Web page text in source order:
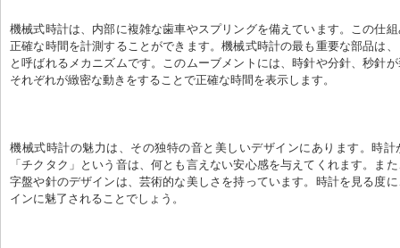
機械式時計は、内部に複雑な歯車やスプリングを備えています。この仕
正確な時間を計測することができます。機械式時計の最も重要な部品は
と呼ばれるメカニズムです。このムーブメントには、時針や分針、秒針
それぞれが緻密な動きをすることで正確な時間を表示します。
機械式時計の魅力は、その独特の音と美しいデザインにあります。時計
「チクタク」という音は、何とも言えない安心感を与えてくれます。ま
字盤や針のデザインは、芸術的な美しさを持っています。時計を見る度
インに魅了されることでしょう。